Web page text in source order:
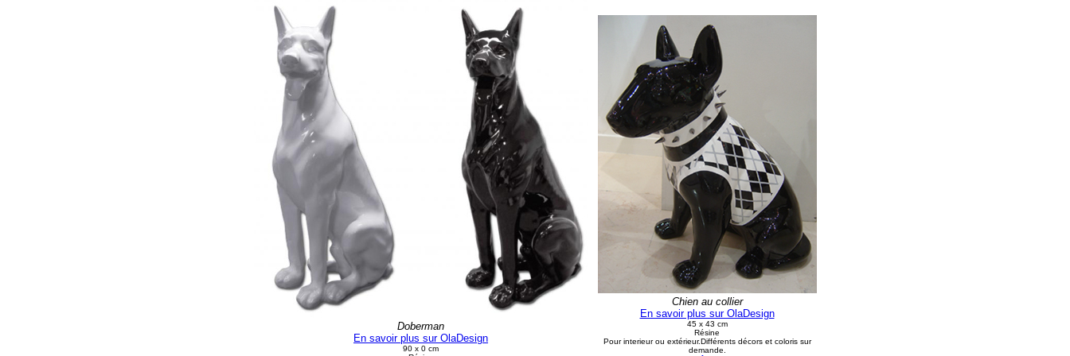
Doberman
En savoir plus sur OlaDesign
90 x 0 cm
Chien au collier
En savoir plus sur OlaDesign
45 x 43 cm
Résine
Pour interieur ou extérieur.Différents décors et coloris sur
demande.